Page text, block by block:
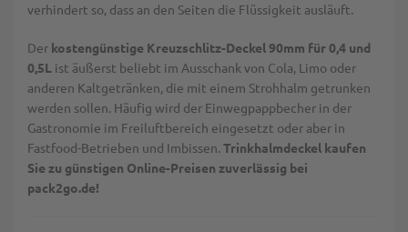
verhindert so, dass an den Seiten die Flüssigkeit ausläuft.
Der kostengünstige Kreuzschlitz-Deckel 90mm für 0,4 und
0,5L ist äußerst beliebt im Ausschank von Cola, Limo oder
anderen Kaltgetränken, die mit einem Strohhalm getrunken
werden sollen. Häufig wird der Einwegpappbecher in der
Gastronomie im Freiluftbereich eingesetzt oder aber in
Fastfood-Betrieben und Imbissen. Trinkhalmdeckel kaufen
Sie zu günstigen Online-Preisen zuverlässig bei
pack2go.de!